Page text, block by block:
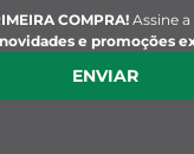
COMPRA! Assine
e promoções
ENVIAR